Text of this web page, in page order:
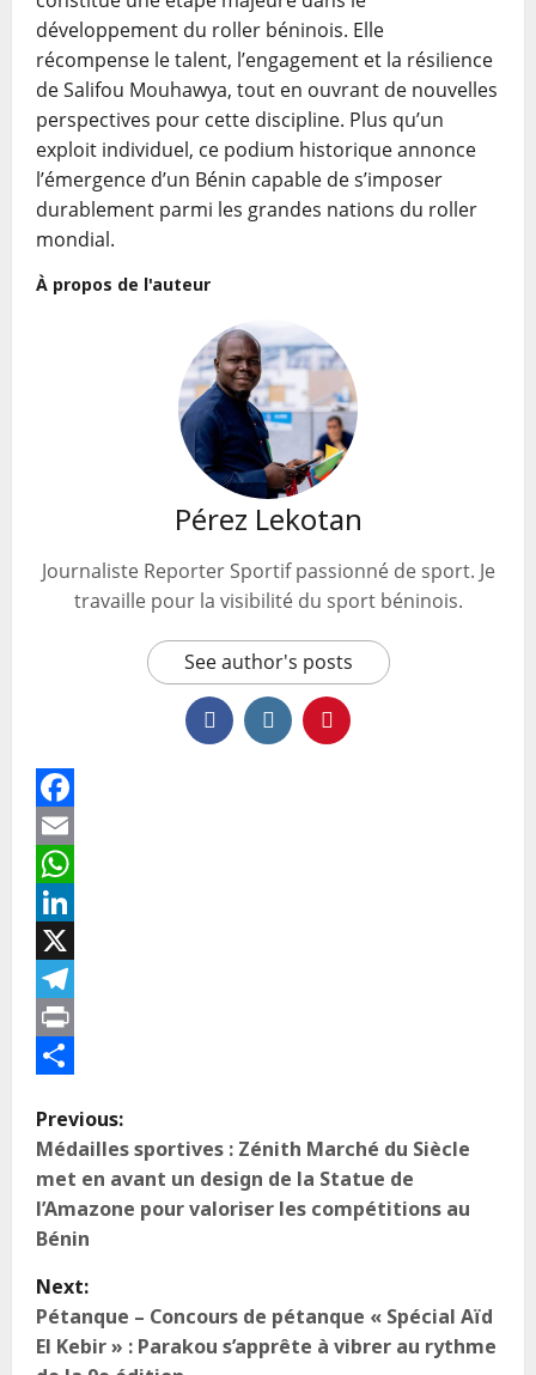
développement du roller béninois. Elle
récompense le talent, l’engagement et la résilience
de Salifou Mouhawya, tout en ouvrant de nouvelles
perspectives pour cette discipline. Plus qu’un
exploit individuel, ce podium historique annonce
l’émergence d’un Bénin capable de s’imposer
durablement parmi les grandes nations du roller
mondial.
À propos de l'auteur
Pérez Lekotan
Journaliste Reporter Sportif passionné de sport. Je
travaille pour la visibilité du sport béninois.
See author's posts
Facebook
Email
WhatsApp
LinkedIn
X
Telegram
Print
Previous:
Médailles sportives : Zénith Marché du Siècle
met en avant un design de la Statue de
l’Amazone pour valoriser les compétitions au
Bénin
Next:
Pétanque – Concours de pétanque « Spécial Aïd
El Kebir » : Parakou s’apprête à vibrer au rythme